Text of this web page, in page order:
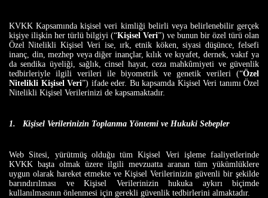
KVKK Kapsamında kişisel veri kimliği belirli veya belirlenebilir gerçek
kişiye ilişkin her türlü bilgiyi (“Kişisel Veri”) ve bunun bir özel türü olan
Özel Nitelikli Kişisel Veri ise, ırk, etnik köken, siyasi düşünce, felsefi
inanç, din, mezhep veya diğer inançlar, kılık ve kıyafet, dernek, vakıf ya
da sendika üyeliği, sağlık, cinsel hayat, ceza mahkûmiyeti ve güvenlik
tedbirleriyle ilgili verileri ile biyometrik ve genetik verileri (“Özel
Nitelikli Kişisel Veri”) ifade eder. Bu kapsamda Kişisel Veri tanımı Özel
Nitelikli Kişisel Verilerinizi de kapsamaktadır.
1. Kişisel Verilerinizin Toplanma Yöntemi ve Hukuki Sebepler
Web Sitesi, yürütmüş olduğu tüm Kişisel Veri işleme faaliyetlerinde
KVKK başta olmak üzere ilgili mevzuatta aranan tüm yükümlüklere
uygun olarak hareket etmekte ve Kişisel Verilerinizin güvenli bir şekilde
barındırılması ve Kişisel Verilerinizin hukuka aykırı biçimde
kullanılmasının önlenmesi için gerekli güvenlik tedbirlerini almaktadır.